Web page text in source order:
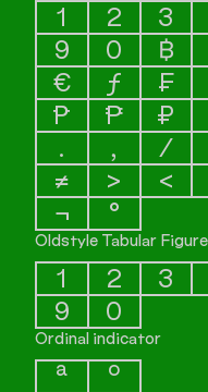
1 2 3
9
0 ฿
€
ƒ ₣
₧
₱ ₽
.
, ⁄
≠
> <
¬
°
Oldstyle Tabular
1 2 3
9
0
Ordinal indicator
ª º